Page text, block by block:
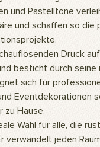
und Pastelltöne
und schaffen so die
Druck
besticht durch seine
sich für
Eventdekorationen
zu Hause.
Wahl für alle, die
verwandelt jeden